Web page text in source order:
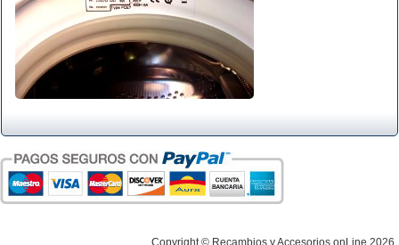
Copyright © Recambios y Accesorios onLine 2026